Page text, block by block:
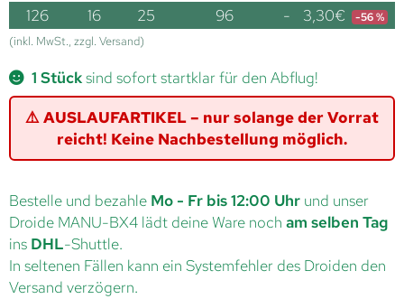
126
16 25 96 - 3,30€ -56 %
(inkl. MwSt., zzgl. Versand)
1 Stücksind sofort startklar für den Abflug!
⚠️ AUSLAUFARTIKEL – nur solange der Vorrat
reicht! Keine Nachbestellung möglich.
Bestelle und bezahle Mo - Fr bis 12:00 Uhr und unser
Droide MANU-BX4 lädt deine Ware noch am selben Tag
ins DHL-Shuttle.
In seltenen Fällen kann ein Systemfehler des Droiden den
Versand verzögern.